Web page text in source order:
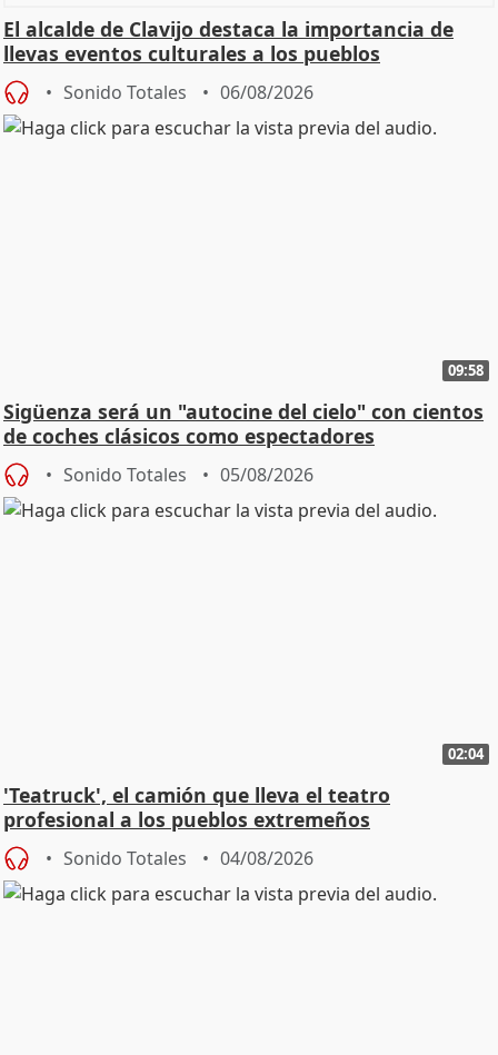
El alcalde de Clavijo destaca la importancia de
llevas eventos culturales a los pueblos
Sonido Totales 06/08/2026
09:58
Sigüenza será un "autocine del cielo" con cientos
de coches clásicos como espectadores
Sonido Totales 05/08/2026
02:04
'Teatruck', el camión que lleva el teatro
profesional a los pueblos extremeños
Sonido Totales 04/08/2026